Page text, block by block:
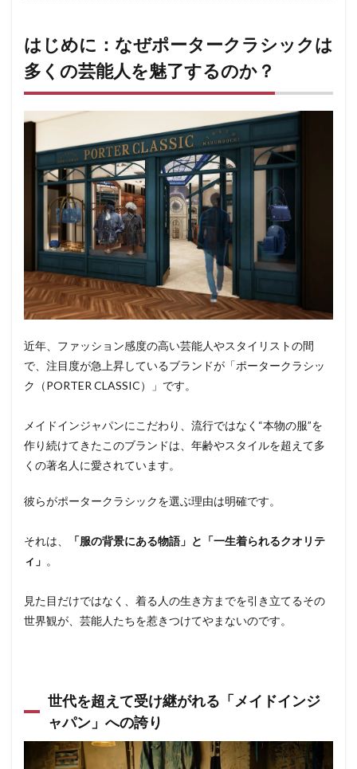
はじめに：なぜポータークラシックは
多くの芸能人を魅了するのか？
近年、ファッション感度の高い芸能人やスタイリストの間
で、注目度が急上昇しているブランドが「ポータークラシッ
ク（PORTER CLASSIC）」です。
メイドインジャパンにこだわり、流行ではなく“本物の服”を
作り続けてきたこのブランドは、年齢やスタイルを超えて多
くの著名人に愛されています。
彼らがポータークラシックを選ぶ理由は明確です。
それは、
「服の背景にある物語」と「一生着られるクオリテ
ィ」 。
見た目だけではなく、着る人の生き方までを引き立てるその
世界観が、芸能人たちを惹きつけてやまないのです。
世代を超えて受け継がれる「メイドインジ
ャパン」への誇り